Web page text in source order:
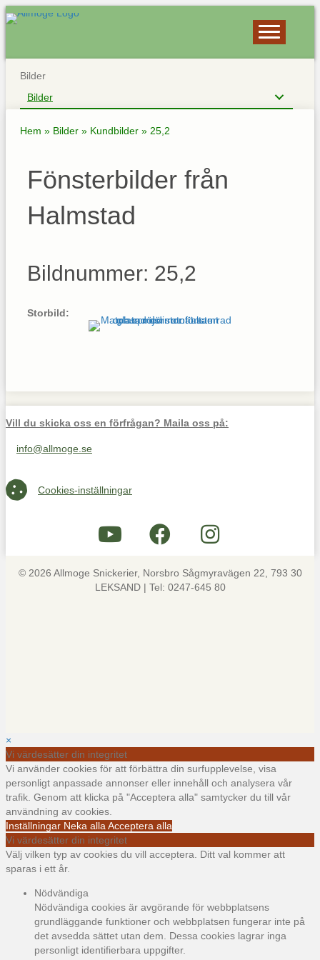
Bilder
Bilder
Hem » Bilder » Kundbilder » 25,2
Fönsterbilder från
Halmstad
Bildnummer: 25,2
Storbild:
Vill du skicka oss en förfrågan? Maila oss på:
Maila oss på info@allmoge.se
info@allmoge.se
Cookies-inställningar
Cookies-inställningar
© 2026 Allmoge Snickerier, Norsbro Sågmyravägen 22, 793 30
LEKSAND | Tel: 0247-645 80
×
Vi värdesätter din integritet
Vi använder cookies för att förbättra din surfupplevelse, visa
personligt anpassade annonser eller innehåll och analysera vår
trafik. Genom att klicka på "Acceptera alla" samtycker du till vår
användning av cookies.
Inställningar Neka alla Acceptera alla
Vi värdesätter din integritet
Välj vilken typ av cookies du vill acceptera. Ditt val kommer att
sparas i ett år.
Nödvändiga
Nödvändiga cookies är avgörande för webbplatsens
grundläggande funktioner och webbplatsen fungerar inte på
det avsedda sättet utan dem. Dessa cookies lagrar inga
personligt identifierbara uppgifter.